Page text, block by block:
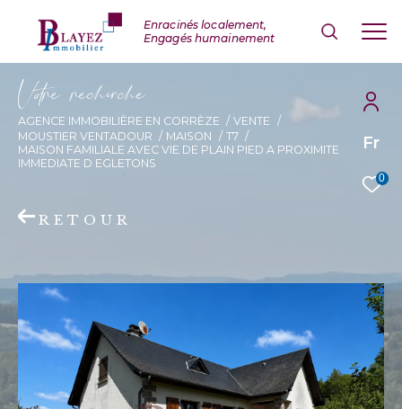
Fr
0
Vore recece
AGENCE IMMOBILIÈRE EN CORRÈZE
VENTE
MOUSTIER VENTADOUR
MAISON
T7
MAISON FAMILIALE AVEC VIE DE PLAIN PIED A PROXIMITE
IMMEDIATE D EGLETONS
RETOUR